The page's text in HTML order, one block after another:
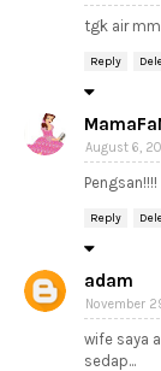
tgk air
Reply
August 6,
Pengsan!!!!
Reply
adam
November
wife saya
sedap...